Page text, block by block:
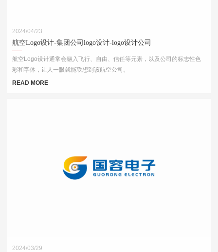
2024/04/23
航空Logo设计-集团公司logo设计-logo设计公司
航空Logo设计通常会融入飞行、自由、信任等元素，以及公司的标志性色
彩和字体，让人一眼就能联想到该航空公司。
READ MORE
2024/03/29